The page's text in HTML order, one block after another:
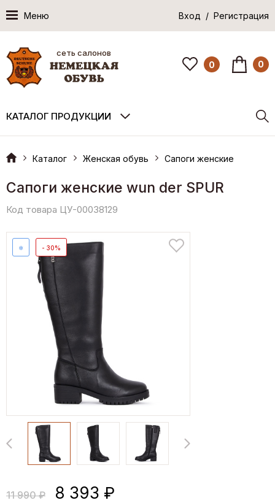
Меню Вход / Регистрация
сеть салонов
0 0
КАТАЛОГ ПРОДУКЦИИ
Каталог Женская обувь Сапоги женские
Сапоги женские wun der SPUR
Код товара ЦУ-00038129
❄ - 30%
11 990 ₽ 8 393 ₽